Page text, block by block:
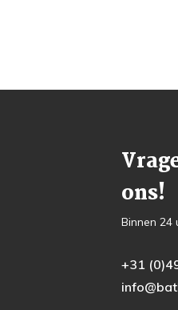
ons!
Binnen
+31